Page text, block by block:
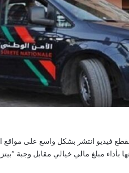
فيديو انتشر بشكل واسع على مواقع
مبلغ مالي خيالي مقابل وجبة